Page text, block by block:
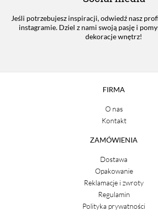
Jeśli potrzebujesz inspiracji, odwiedź nasz
instagramie. Dziel z nami swoją pasję i
dekoracje wnętrz!
FIRMA
O nas
Kontakt
ZAMÓWIENIA
Dostawa
Opakowanie
Reklamacje i zwroty
Regulamin
Polityka prywatności